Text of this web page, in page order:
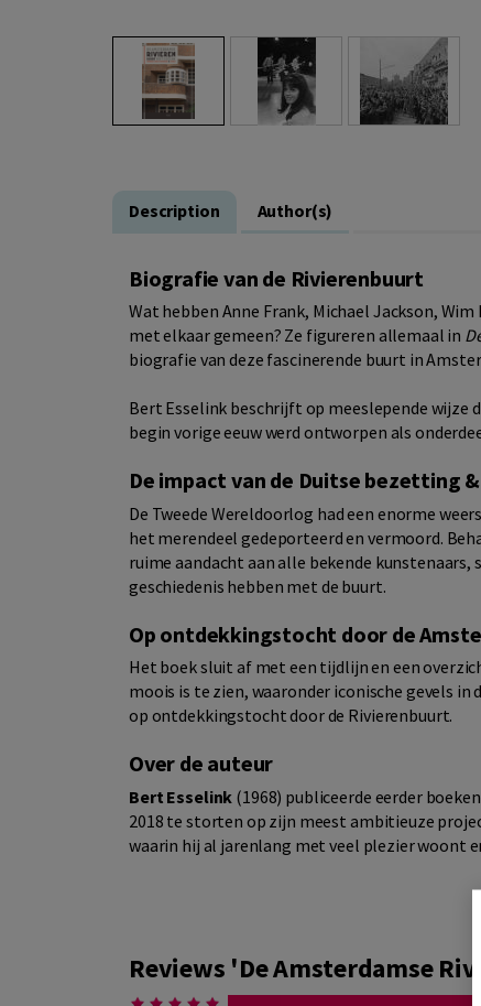
Description Author(s)
Biografie van de Rivierenbuurt
Wat hebben Anne Frank, Michael Jackson,
met elkaar gemeen? Ze figureren allemaal in
biografie van deze fascinerende buurt in
Bert Esselink beschrijft op meeslepende wijze
begin vorige eeuw werd ontworpen als
De impact van de Duitse bezetting
De Tweede Wereldoorlog had een enorme
het merendeel gedeporteerd en vermoord.
ruime aandacht aan alle bekende
geschiedenis hebben met de buurt.
Op ontdekkingstocht door de
Het boek sluit af met een tijdlijn en een
moois is te zien, waaronder iconische gevels in
op ontdekkingstocht door de Rivierenbuurt.
Over de auteur
Bert Esselink (1968) publiceerde eerder
2018 te storten op zijn meest ambitieuze
waarin hij al jarenlang met veel plezier woont
Reviews 'De Amsterdamse